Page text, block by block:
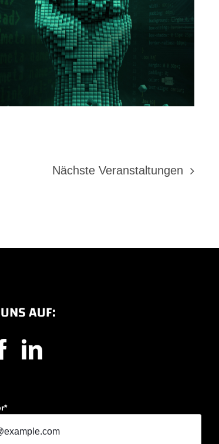
NächsteVeranstaltungen
AUF: